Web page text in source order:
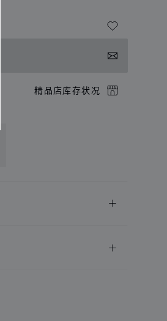
精品店库存状况